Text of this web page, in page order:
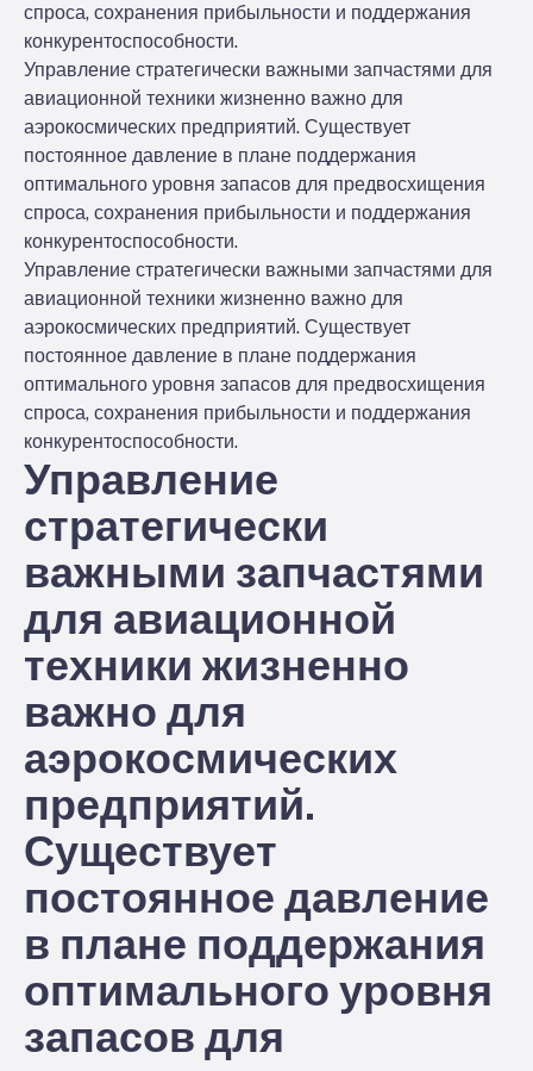
спроса, сохранения прибыльности и поддержания
конкурентоспособности.
Управление стратегически важными запчастями для
авиационной техники жизненно важно для
аэрокосмических предприятий. Существует
постоянное давление в плане поддержания
оптимального уровня запасов для предвосхищения
спроса, сохранения прибыльности и поддержания
конкурентоспособности.
Управление стратегически важными запчастями для
авиационной техники жизненно важно для
аэрокосмических предприятий. Существует
постоянное давление в плане поддержания
оптимального уровня запасов для предвосхищения
спроса, сохранения прибыльности и поддержания
конкурентоспособности.
Управление
стратегически
важными запчастями
для авиационной
техники жизненно
важно для
аэрокосмических
предприятий.
Существует
постоянное давление
в плане поддержания
оптимального уровня
запасов для